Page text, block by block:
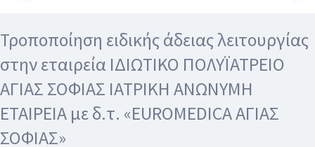
Τροποποίηση ειδικής άδειας λειτουργίας
στην εταιρεία ΙΔΙΩΤΙΚΟ ΠΟΛΥΪΑΤΡΕΙΟ
ΑΓΙΑΣ ΣΟΦΙΑΣ ΙΑΤΡΙΚΗ ΑΝΩΝΥΜΗ
ΕΤΑΙΡΕΙΑ με δ.τ. «EUROMEDICA ΑΓΙΑΣ
ΣΟΦΙΑΣ»